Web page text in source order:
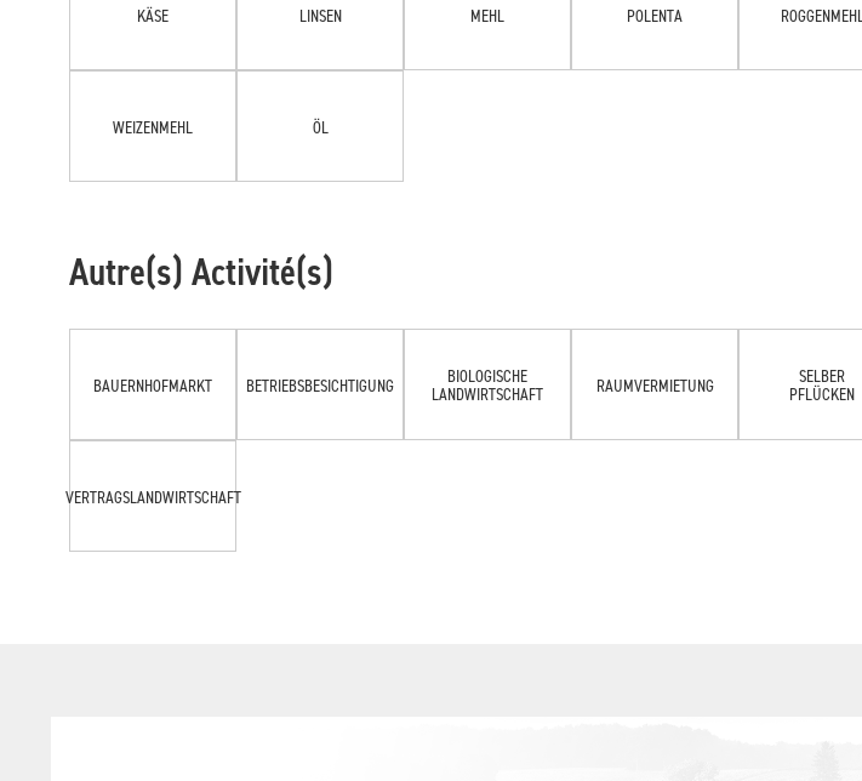
KÄSE LINSEN MEHL POLENTA ROGGENMEHL
WEIZENMEHL ÖL
Autre(s) Activité(s)
BAUERNHOFMARKT BETRIEBSBESICHTIGUNG
BIOLOGISCHE
LANDWIRTSCHAFT
RAUMVERMIETUNG
SELBER
PFLÜCKEN
VERTRAGSLANDWIRTSCHAFT